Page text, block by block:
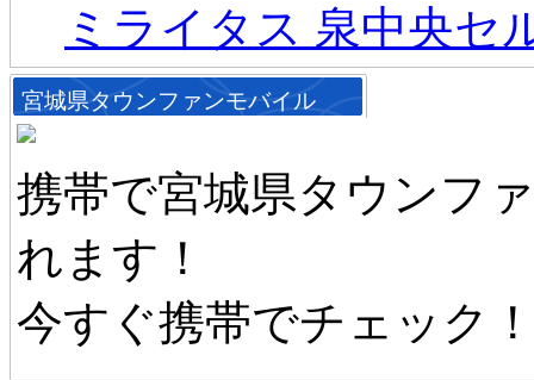
ミライタス 泉中央セ
宮城県タウンファンモバイル
携帯で宮城県タウンフ
れます！
今すぐ携帯でチェック